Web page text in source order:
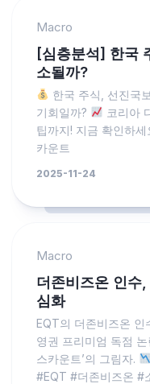
Macro
[심층분석] 한국
소될까?
한국 주식, 선진국
기회일까?
코리아
팁까지! 지금 확인하
카운트
2025-11-24
Macro
더존비즈온 인수
심화
EQT의 더존비즈온 인
영권 프리미엄 독점
스카운트’의 그림자.
#EQT #더존비즈온 #